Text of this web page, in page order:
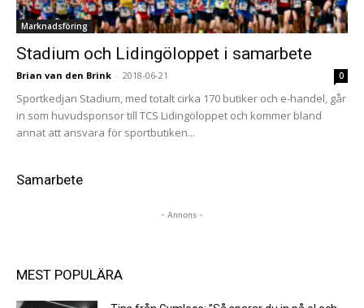
Marknadsföring
Stadium och Lidingöloppet i samarbete
Brian van den Brink - 2018-06-21 0
Sportkedjan Stadium, med totalt cirka 170 butiker och e-handel, går
in som huvudsponsor till TCS Lidingöloppet och kommer bland
annat att ansvara för sportbutiken...
Samarbete
- Annons -
MEST POPULÄRA